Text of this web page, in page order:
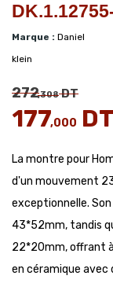
Marque : Daniel
klein
272,308DT
177,000 DT
La montre pour
d'un mouvement
exceptionnelle.
43*52mm, tandis
22*20mm, offrant
en céramique avec